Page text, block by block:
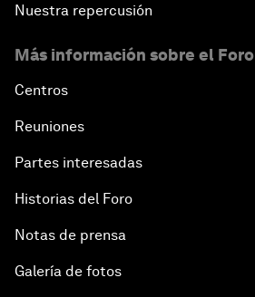
Nuestra repercusión
Más información sobre el Foro
Centros
Reuniones
Partes interesadas
Historias del Foro
Notas de prensa
Galería de fotos